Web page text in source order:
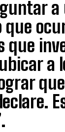
a
que
a